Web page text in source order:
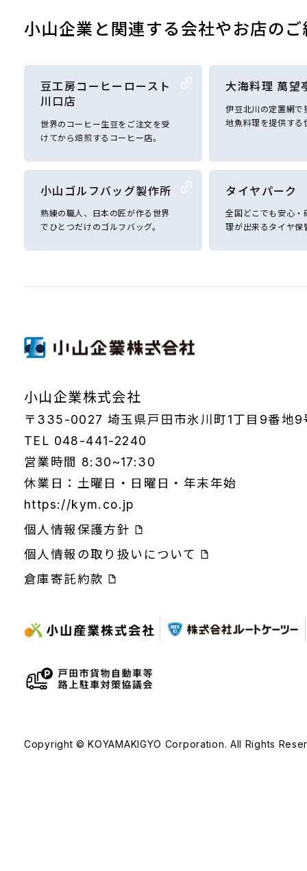
小山企業と関連する会社やお店の
豆工房コーヒーロースト
川口店
世界のコーヒー生豆をご注文を受
けてから焙煎するコーヒー店。
大海料理 萬望
伊豆北川の定置網で
地魚料理を提供する
小山ゴルフバッグ製作所
熟練の職人、日本の匠が作る世界
でひとつだけのゴルフバッグ。
タイヤパーク
全国どこでも安心・
理が出来るタイヤ保
小山企業株式会社
〒335-0027 埼玉県戸田市氷川町1丁目9番地9
TEL 048-441-2240
営業時間 8:30~17:30
休業日：土曜日・日曜日・年末年始
https://kym.co.jp
個人情報保護方針
個人情報の取り扱いについて
倉庫寄託約款
Copyright © KOYAMAKIGYO Corporation. All Rights